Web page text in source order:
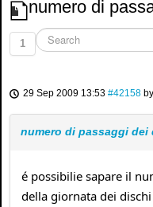
numero di
1
29 Sep 2009 13:53 #42158 by
numero di passaggi dei
é possibilie sapare il
della giornata dei dischi